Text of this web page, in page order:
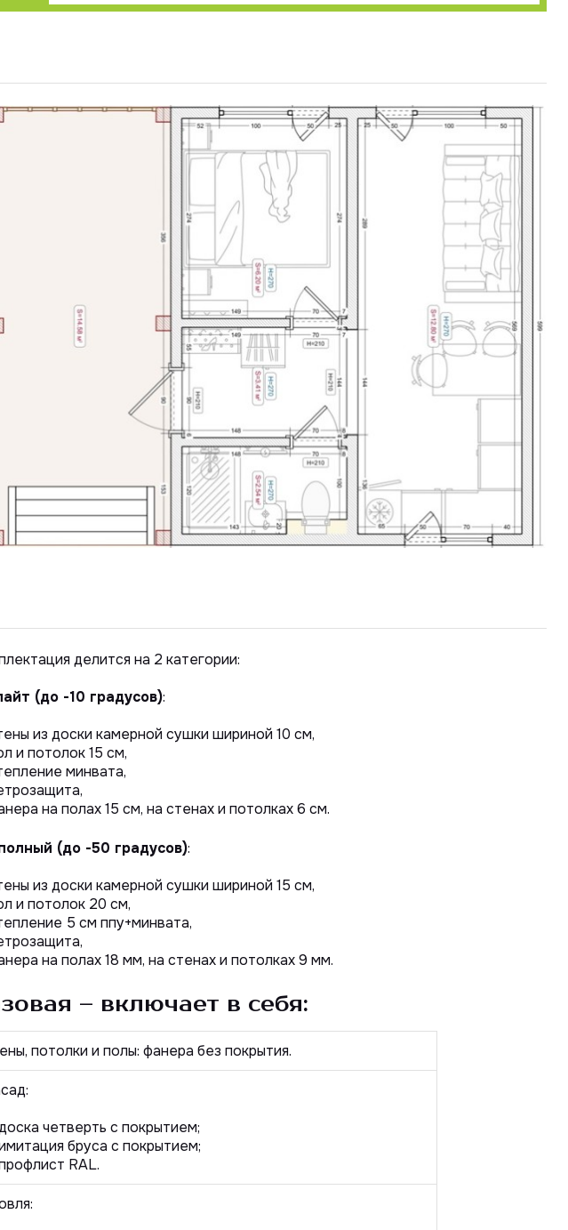
делится на 2 категории:
(до -10 градусов):
из доски камерной сушки шириной 10 см,
и потолок 15 см,
минвата,
на полах 15 см, на стенах и потолках 6 см.
(до -50 градусов):
из доски камерной сушки шириной 15 см,
и потолок 20 см,
5 см ппу+минвата,
на полах 18 мм, на стенах и потолках 9 мм.
– включает в себя:
потолки и полы: фанера без покрытия.
четверть с покрытием;
бруса с покрытием;
RAL.